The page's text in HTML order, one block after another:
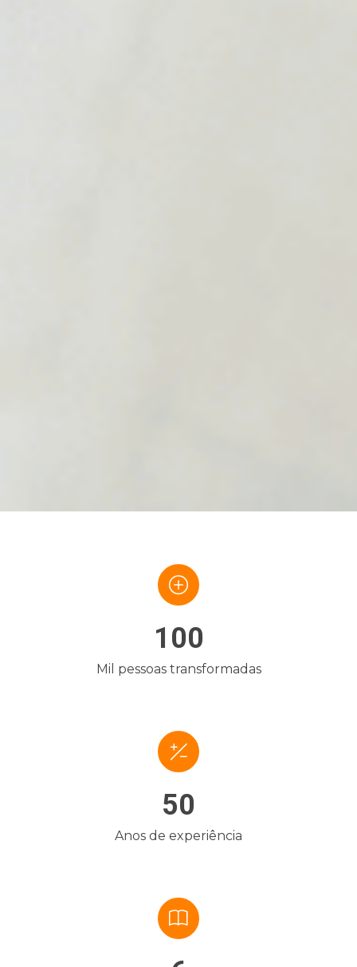
100
Mil pessoas transformadas
50
Anos de experiência